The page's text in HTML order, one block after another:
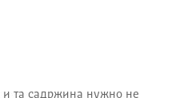
и та садржина нужно не